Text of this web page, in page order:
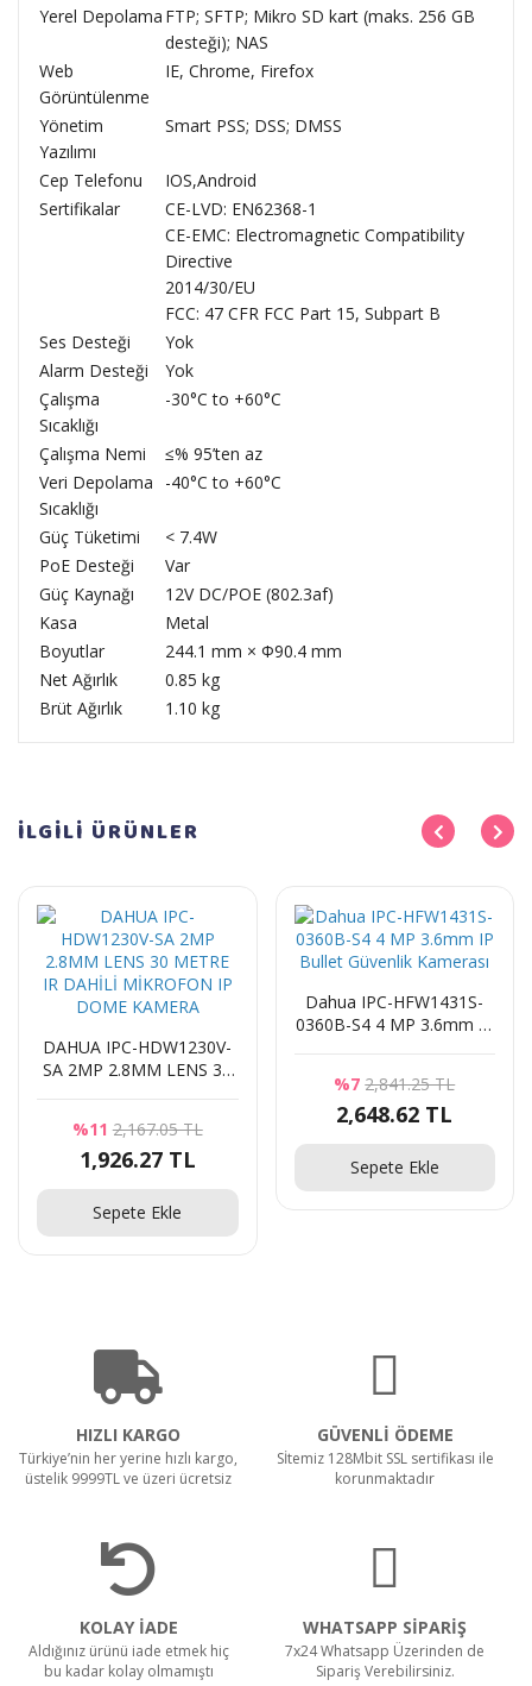
Yerel Depolama FTP; SFTP; Mikro SD kart (maks. 256 GB
desteği); NAS
Web
Görüntülenme
IE, Chrome, Firefox
Yönetim
Yazılımı
Smart PSS; DSS; DMSS
Cep Telefonu
IOS,Android
Sertifikalar
CE-LVD: EN62368-1
CE-EMC: Electromagnetic Compatibility
Directive
2014/30/EU
FCC: 47 CFR FCC Part 15, Subpart B
Ses Desteği
Yok
Alarm Desteği
Yok
Çalışma
Sıcaklığı
-30°C to +60°C
Çalışma Nemi
≤% 95’ten az
Veri Depolama
Sıcaklığı
-40°C to +60°C
Güç Tüketimi
< 7.4W
PoE Desteği
Var
Güç Kaynağı
12V DC/POE (802.3af)
Kasa
Metal
Boyutlar
244.1 mm × Φ90.4 mm
Net Ağırlık
0.85 kg
Brüt Ağırlık
1.10 kg
İLGİLİ ÜRÜNLER
DAHUA IPC-HDW1230V-
SA 2MP 2.8MM LENS 30
KAMERA
%11 2,167.05 TL
1,926.27 TL
Sepete Ekle
Dahua IPC-HFW1431S-
0360B-S4 4 MP 3.6mm IP
%7 2,841.25 TL
2,648.62 TL
Sepete Ekle
HIZLI KARGO
Türkiye’nin her yerine hızlı kargo,
üstelik 9999TL ve üzeri ücretsiz
GÜVENLİ ÖDEME
Sİtemiz 128Mbit SSL sertifikası ile
korunmaktadır
KOLAY İADE
Aldığınız ürünü iade etmek hiç
bu kadar kolay olmamıştı
WHATSAPP SİPARİŞ
7x24 Whatsapp Üzerinden de
Sipariş Verebilirsiniz.